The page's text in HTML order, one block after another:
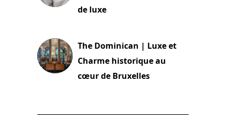
de luxe
The Dominican | Luxe et
Charme historique au
cœur de Bruxelles